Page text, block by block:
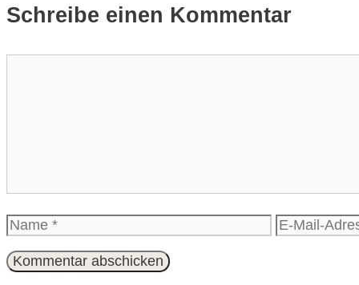
Schreibe einen Kommentar
Name
E-